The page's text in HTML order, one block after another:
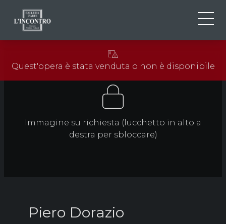
EN
FR
NEWS ED EVENTI
CONTATTI
Quest'opera è stata venduta o non è disponibile
Immagine su richiesta (lucchetto in alto a
destra per sbloccare)
Piero Dorazio